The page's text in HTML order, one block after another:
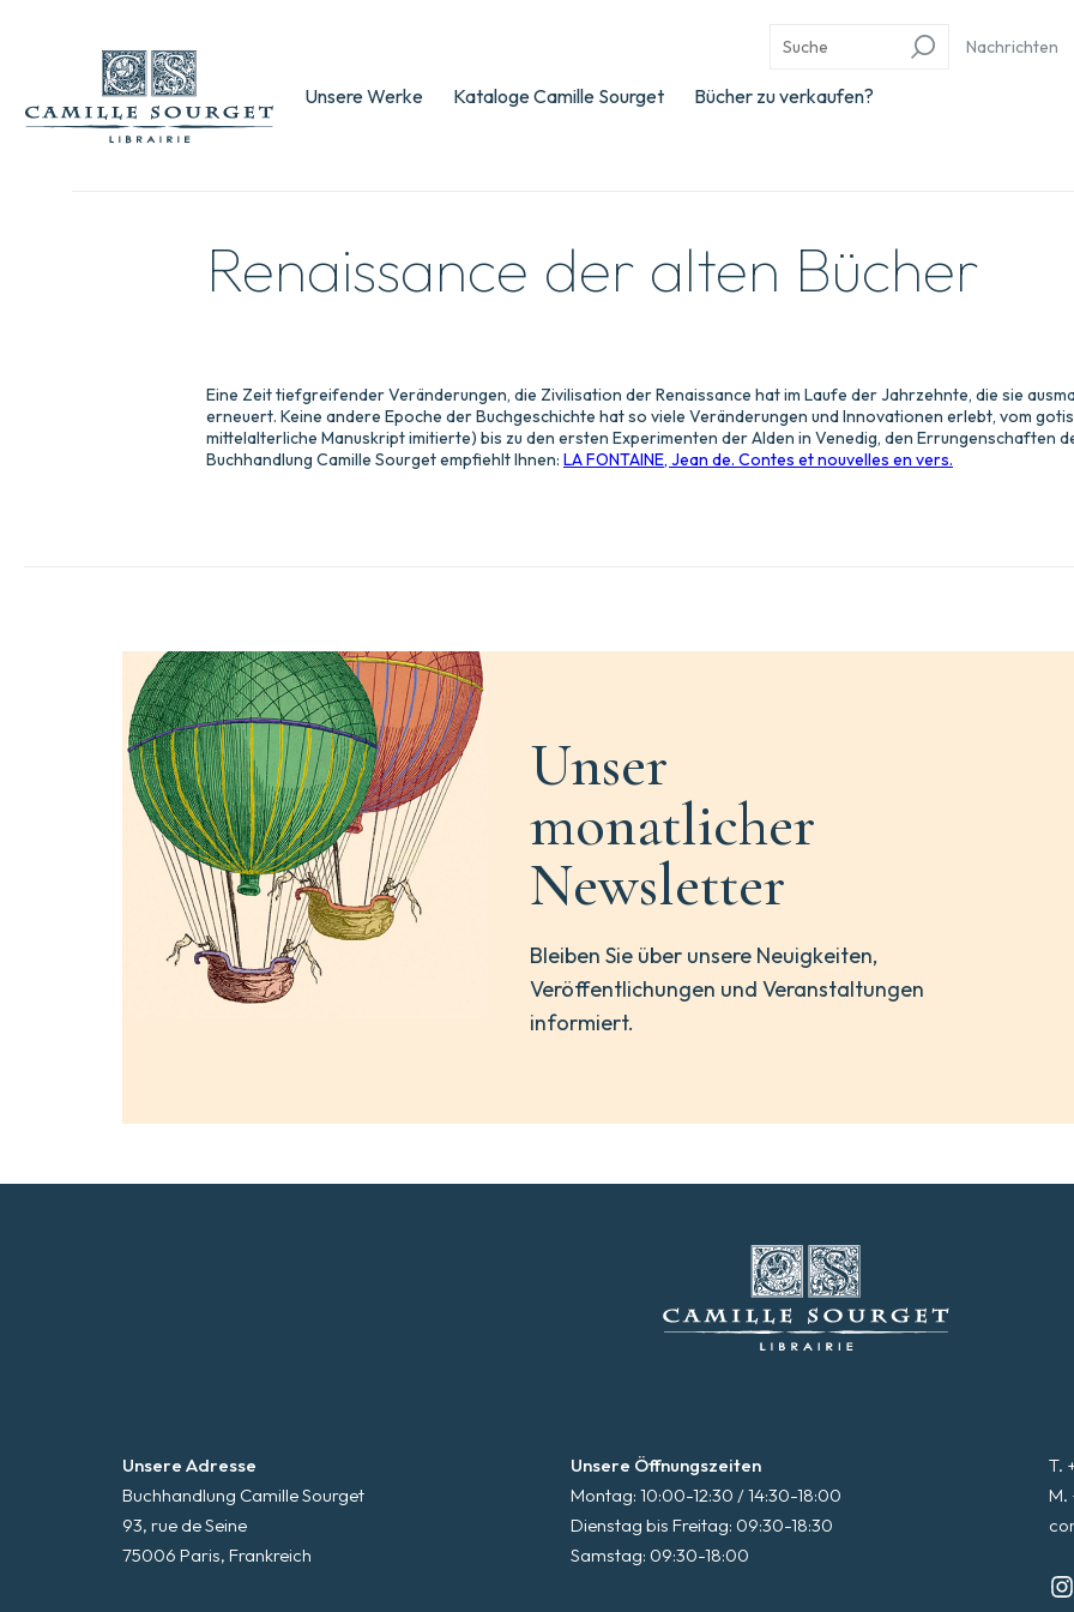
Unsere Werke Kataloge Camille Sourget Bücher zu verkaufen?
Nachrichten
Renaissance der alten Bücher
Eine Zeit tiefgreifender Veränderungen, die Zivilisation der Renaissance hat im Laufe der Jahrzehnte, die sie
erneuert. Keine andere Epoche der Buchgeschichte hat so viele Veränderungen und Innovationen erlebt, vom
mittelalterliche Manuskript imitierte) bis zu den ersten Experimenten der Alden in Venedig, den Errungenschaften
Buchhandlung Camille Sourget empfiehlt Ihnen: LA FONTAINE, Jean de. Contes et nouvelles en vers.
Unser
monatlicher
Newsletter
Bleiben Sie über unsere Neuigkeiten,
Veröffentlichungen und Veranstaltungen
informiert.
Unsere Adresse
Buchhandlung Camille Sourget
93, rue de Seine
75006 Paris, Frankreich
Unsere Öffnungszeiten
Montag: 10:00-12:30 / 14:30-18:00
Dienstag bis Freitag: 09:30-18:30
Samstag: 09:30-18:00
T.
M.